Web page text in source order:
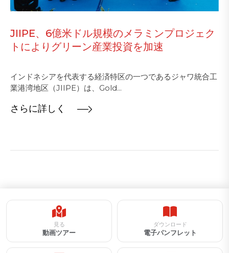
JIIPE、6億米ドル規模のメラミンプロジェク
トによりグリーン産業投資を加速
インドネシアを代表する経済特区の一つであるジャワ統合工
業港湾地区（JIIPE）は、Gold...
さらに詳しく
見る
動画ツアー
ダウンロード
電子パンフレット